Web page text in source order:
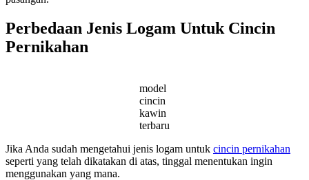
Perbedaan Jenis Logam Untuk Cincin
Pernikahan
model
cincin
kawin
terbaru
Jika Anda sudah mengetahui jenis logam untuk cincin pernikahan
seperti yang telah dikatakan di atas, tinggal menentukan ingin
menggunakan yang mana.